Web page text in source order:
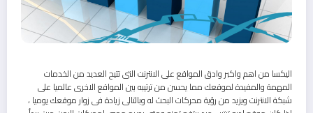
اليكسا من اهم واكبر وادق المواقع على الانترنت التى تتيح العديد من الخدمات
المهمة والمفيدة لموقعك مما يحسن من ترتيبه بين المواقع الاخرى عالميا على
شبكة الانترنت ويزيد من رؤية محركات البحث له وبالتالى زيادة فى زوار موقعك يوميا ،